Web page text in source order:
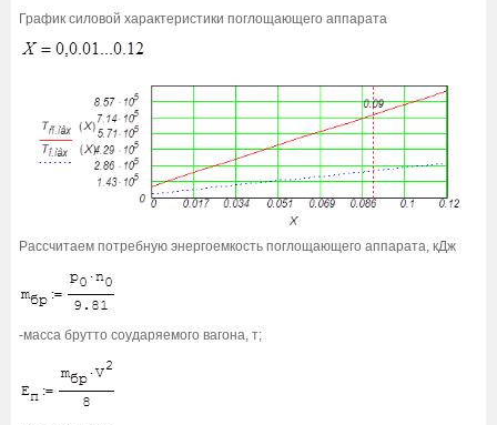
График силовой характеристики поглощающего аппарата
Рассчитаем потребную энергоемкость поглощающего аппарата, кДж
-масса брутто соударяемого вагона, т;